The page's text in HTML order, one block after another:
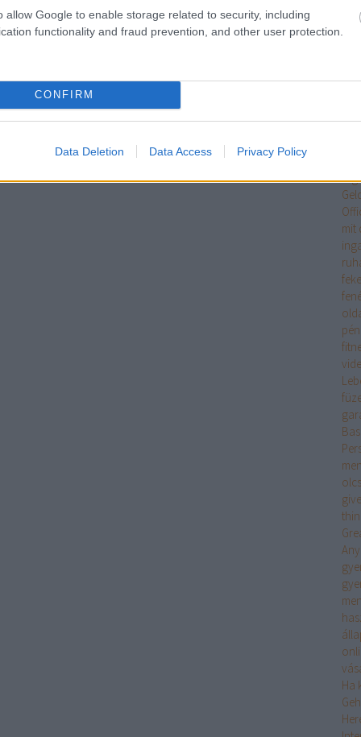
allow Google to enable storage related to security, including
functionality and fraud prevention, and other user protection.
CONFIRM
Data Deletion Data Access Privacy Policy
mit
Ha